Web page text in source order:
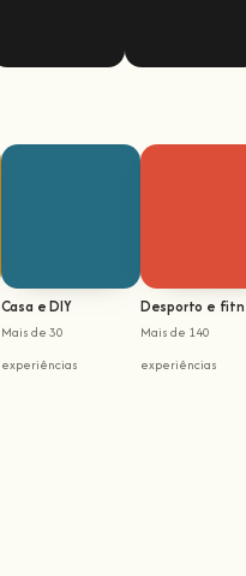
Casa e DIY
Mais de 30
experiências
Desporto e
Mais de 140
experiências